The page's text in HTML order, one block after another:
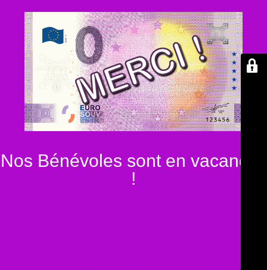
Nos Bénévoles sont en vacances
!